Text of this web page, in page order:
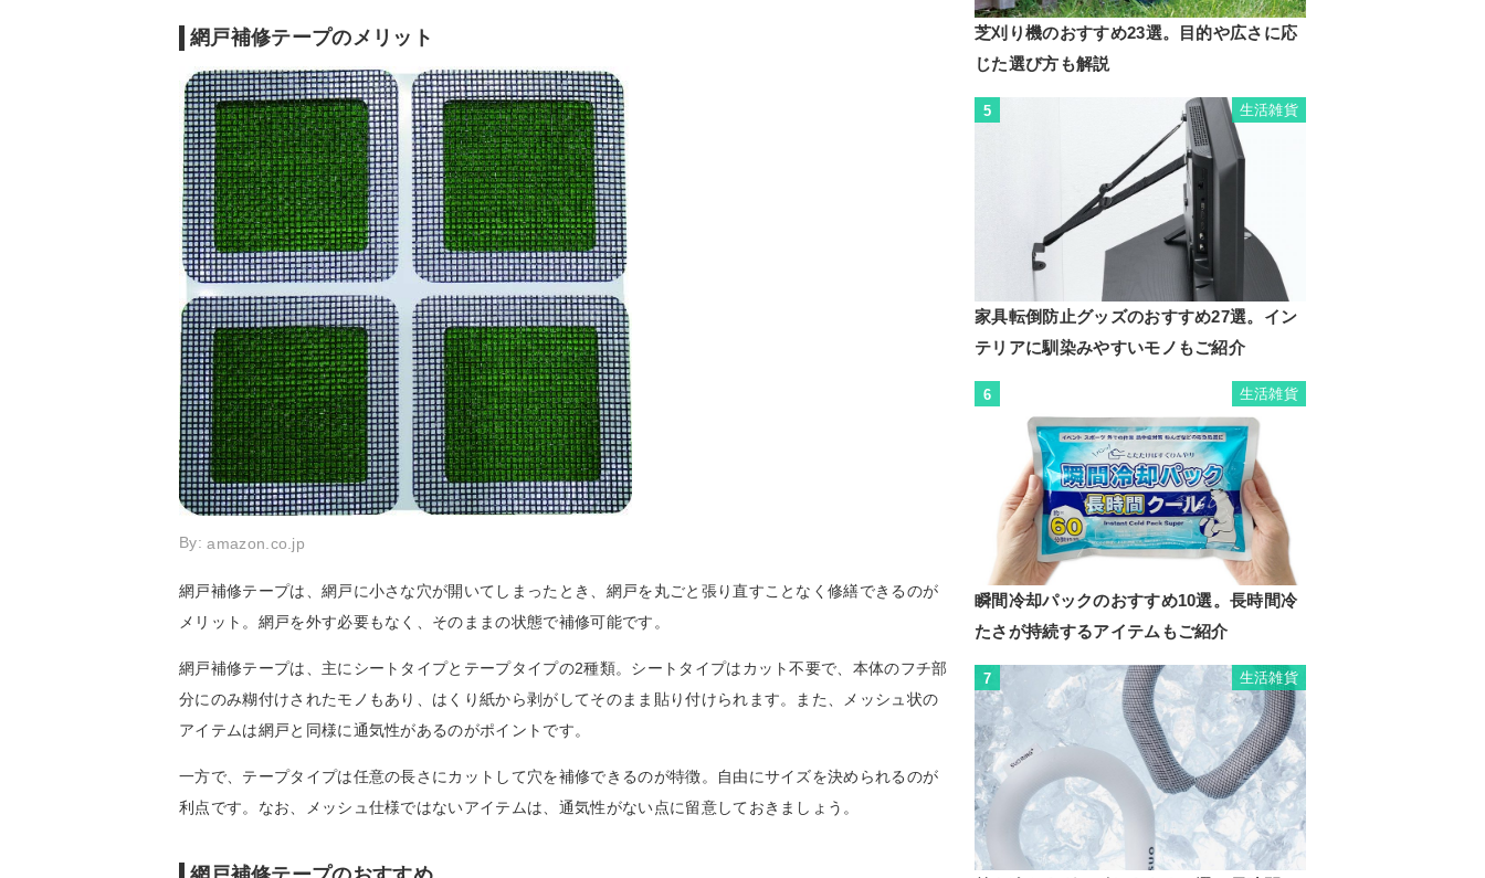
網戸補修テープのメリット
By:amazon.co.jp
網戸補修テープは、網戸に小さな穴が開いてしまったとき、網戸を丸ごと張り直すことなく修繕できるのが
メリット。網戸を外す必要もなく、そのままの状態で補修可能です。
網戸補修テープは、主にシートタイプとテープタイプの2種類。シートタイプはカット不要で、本体のフチ部
分にのみ糊付けされたモノもあり、はくり紙から剥がしてそのまま貼り付けられます。また、メッシュ状の
アイテムは網戸と同様に通気性があるのがポイントです。
一方で、テープタイプは任意の長さにカットして穴を補修できるのが特徴。自由にサイズを決められるのが
利点です。なお、メッシュ仕様ではないアイテムは、通気性がない点に留意しておきましょう。
芝刈り機のおすすめ23選。目的や広さに応
じた選び方も解説
5 生活雑貨
家具転倒防止グッズのおすすめ27選。イン
テリアに馴染みやすいモノもご紹介
6 生活雑貨
瞬間冷却パックのおすすめ10選。長時間冷
たさが持続するアイテムもご紹介
7 生活雑貨